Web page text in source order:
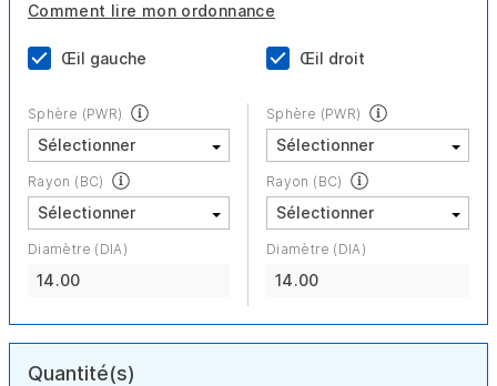
Comment lire mon ordonnance
Œil gauche Œil droit
Sphère (PWR)
Rayon (BC)
Diamètre (DIA)
14.00
Sphère (PWR)
Rayon (BC)
Diamètre (DIA)
14.00
Quantité(s)